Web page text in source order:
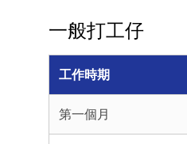
一般打工仔
工作時期
第一個月